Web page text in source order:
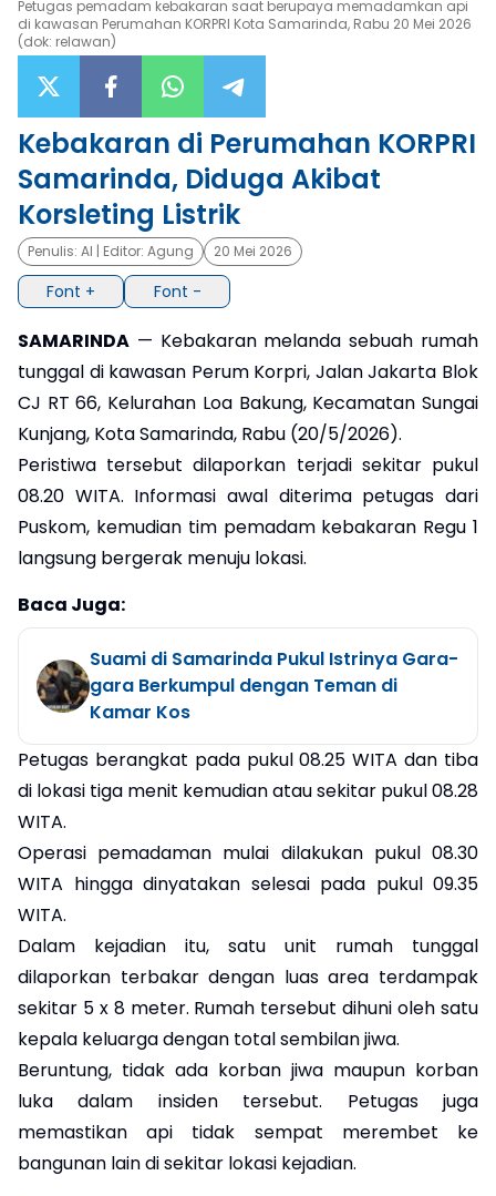
×
Petugas pemadam kebakaran saat berupaya memadamkan api
di kawasan Perumahan KORPRI Kota Samarinda, Rabu 20 Mei 2026
(dok: relawan)
Kebakaran di Perumahan KORPRI
Samarinda, Diduga Akibat
Korsleting Listrik
Penulis: Al | Editor: Agung 20 Mei 2026
Font + Font -
SAMARINDA — Kebakaran melanda sebuah rumah
tunggal di kawasan Perum Korpri, Jalan Jakarta Blok
CJ RT 66, Kelurahan Loa Bakung, Kecamatan Sungai
Kunjang, Kota Samarinda, Rabu (20/5/2026).
Peristiwa tersebut dilaporkan terjadi sekitar pukul
08.20 WITA. Informasi awal diterima petugas dari
Puskom, kemudian tim pemadam kebakaran Regu 1
langsung bergerak menuju lokasi.
Baca Juga:
Suami di Samarinda Pukul Istrinya Gara-
gara Berkumpul dengan Teman di
Kamar Kos
Petugas berangkat pada pukul 08.25 WITA dan tiba
di lokasi tiga menit kemudian atau sekitar pukul 08.28
WITA.
Operasi pemadaman mulai dilakukan pukul 08.30
WITA hingga dinyatakan selesai pada pukul 09.35
WITA.
Dalam kejadian itu, satu unit rumah tunggal
dilaporkan terbakar dengan luas area terdampak
sekitar 5 x 8 meter. Rumah tersebut dihuni oleh satu
kepala keluarga dengan total sembilan jiwa.
Beruntung, tidak ada korban jiwa maupun korban
luka dalam insiden tersebut. Petugas juga
memastikan api tidak sempat merembet ke
bangunan lain di sekitar lokasi kejadian.